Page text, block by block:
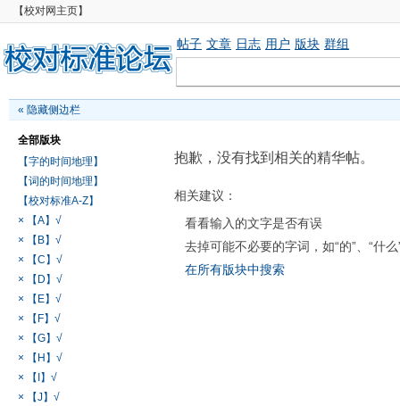
【校对网主页】
帖子 文章 日志 用户 版块 群组
« 隐藏侧边栏
全部版块
【字的时间地理】
【词的时间地理】
【校对标准A-Z】
× 【A】√
× 【B】√
× 【C】√
× 【D】√
× 【E】√
× 【F】√
× 【G】√
× 【H】√
× 【I】√
× 【J】√
抱歉，没有找到相关的精华帖。
相关建议：
看看输入的文字是否有误
去掉可能不必要的字词，如“的”、“什么
在所有版块中搜索